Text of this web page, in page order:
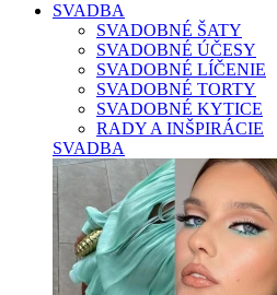
SVADBA
SVADOBNÉ ŠATY
SVADOBNÉ ÚČESY
SVADOBNÉ LÍČENIE
SVADOBNÉ TORTY
SVADOBNÉ KYTICE
RADY A INŠPIRÁCIE
SVADBA